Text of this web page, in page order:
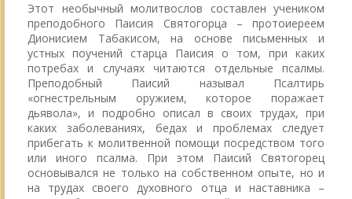
Этот необычный молитвослов составлен учеником
преподобного Паисия Святогорца – протоиереем
Дионисием Табакисом, на основе письменных и
устных поучений старца Паисия о том, при каких
потребах и случаях читаются отдельные псалмы.
Преподобный Паисий называл Псалтирь
«огнестрельным оружием, которое поражает
дьявола», и подробно описал в своих трудах, при
каких заболеваниях, бедах и проблемах следует
прибегать к молитвенной помощи посредством того
или иного псалма. При этом Паисий Святогорец
основывался не только на собственном опыте, но и
на трудах своего духовного отца и наставника –